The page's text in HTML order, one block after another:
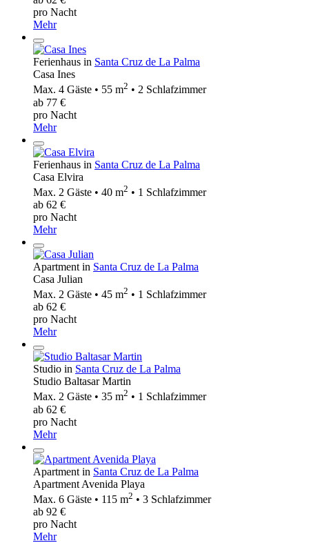
pro Nacht
Mehr
Ferienhaus in Santa Cruz de La Palma
Casa Ines
Max. 4 Gäste • 55 m2 • 2 Schlafzimmer
ab 77 €
pro Nacht
Mehr
Ferienhaus in Santa Cruz de La Palma
Casa Elvira
Max. 2 Gäste • 40 m2 • 1 Schlafzimmer
ab 62 €
pro Nacht
Mehr
Apartment in Santa Cruz de La Palma
Casa Julian
Max. 2 Gäste • 45 m2 • 1 Schlafzimmer
ab 62 €
pro Nacht
Mehr
Studio in Santa Cruz de La Palma
Studio Baltasar Martin
Max. 2 Gäste • 35 m2 • 1 Schlafzimmer
ab 62 €
pro Nacht
Mehr
Apartment in Santa Cruz de La Palma
Apartment Avenida Playa
Max. 6 Gäste • 115 m2 • 3 Schlafzimmer
ab 92 €
pro Nacht
Mehr